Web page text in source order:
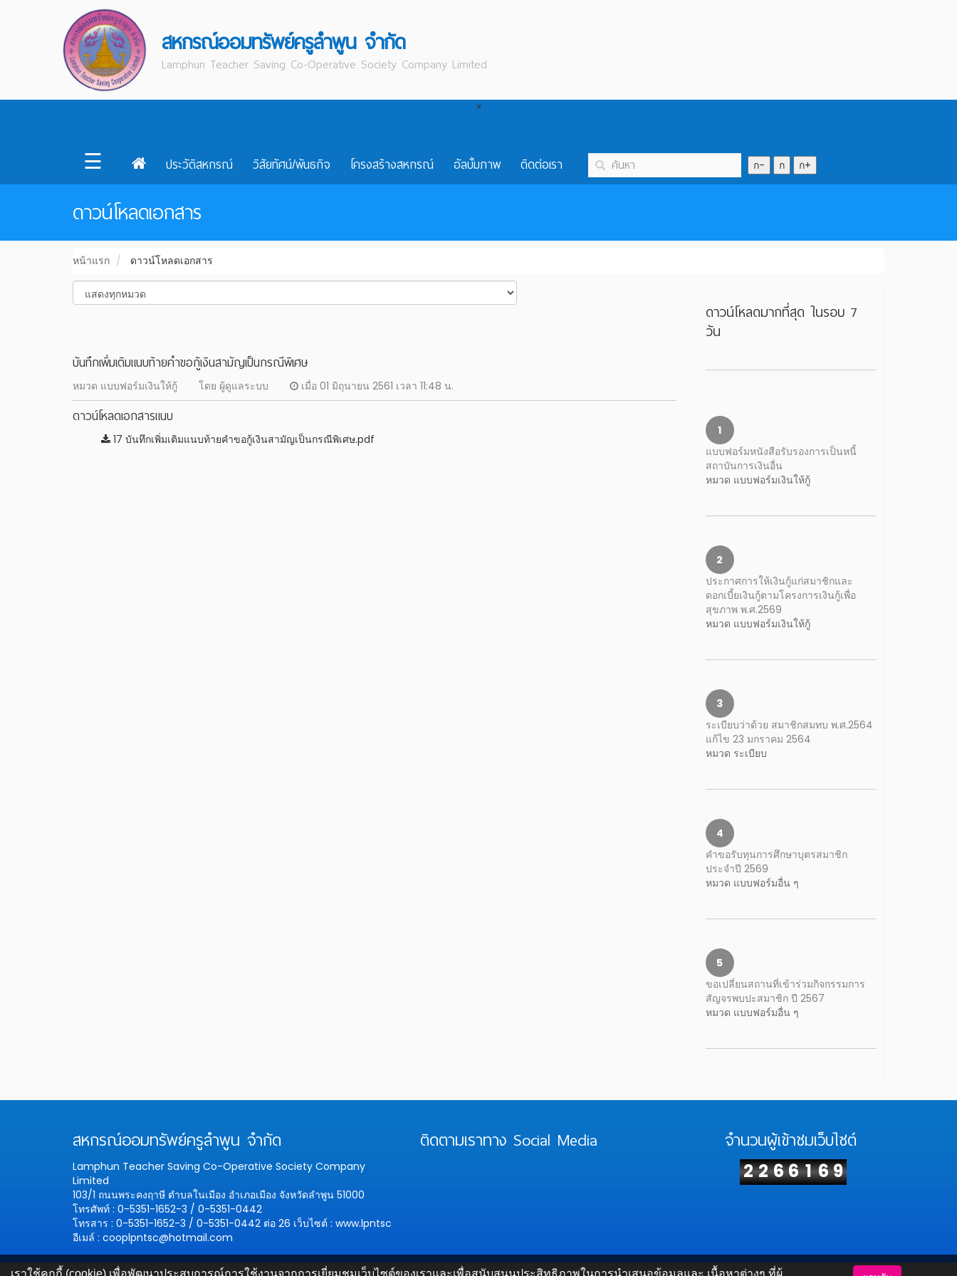
สหกรณ์ออมทรัพย์ครูลำพูน จำกัด
Lamphun Teacher Saving Co-Operative Society Company Limited
×
☰ ประวัติสหกรณ์ วิสัยทัศน์/พันธกิจ โครงสร้างสหกรณ์ อัลบั้มภาพ ติดต่อเรา ก- ก ก+
ดาวน์โหลดเอกสาร
หน้าแรก ดาวน์โหลดเอกสาร
บันทึกเพิ่มเติมแนบท้ายคำขอกู้เงินสามัญเป็นกรณีพิเศษ
หมวด แบบฟอร์มเงินให้กู้ โดย ผู้ดูแลระบบ เมื่อ 01 มิถุนายน 2561 เวลา 11:48 น.
ดาวน์โหลดเอกสารแนบ
17 บันทึกเพิ่มเติมแนบท้ายคำขอกู้เงินสามัญเป็นกรณีพิเศษ.pdf
ดาวน์โหลดมากที่สุด ในรอบ 7
วัน
1
แบบฟอร์มหนังสือรับรองการเป็นหนี้
สถาบันการเงินอื่น
หมวด แบบฟอร์มเงินให้กู้
2
ประกาศการให้เงินกู้แก่สมาชิกและ
ดอกเบี้ยเงินกู้ตามโครงการเงินกู้เพื่อ
สุขภาพ พ.ศ.2569
หมวด แบบฟอร์มเงินให้กู้
3
ระเบียบว่าด้วย สมาชิกสมทบ พ.ศ.2564
แก้ไข 23 มกราคม 2564
หมวด ระเบียบ
4
คำขอรับทุนการศึกษาบุตรสมาชิก
ประจำปี 2569
หมวด แบบฟอร์มอื่น ๆ
5
ขอเปลี่ยนสถานที่เข้าร่วมกิจกรรมการ
สัญจรพบปะสมาชิก ปี 2567
หมวด แบบฟอร์มอื่น ๆ
สหกรณ์ออมทรัพย์ครูลำพูน จำกัด
Lamphun Teacher Saving Co-Operative Society Company
Limited
103/1 ถนนพระคงฤาษี ตำบลในเมือง อำเภอเมือง จังหวัดลำพูน 51000
โทรศัพท์ : 0-5351-1652-3 / 0-5351-0442
โทรสาร : 0-5351-1652-3 / 0-5351-0442 ต่อ 26 เว็บไซต์ : www.lpntsc
อีเมล์ : cooplpntsc@hotmail.com
ติดตามเราทาง Social Media จำนวนผู้เข้าชมเว็บไซต์
2 266 1 69
เราใช้คุกกี้ (cookie) เพื่อพัฒนาประสบการณ์การใช้งานจากการเยี่ยมชมเว็บไซต์ของเราและเพื่อสนับสนุนประสิทธิภาพในการนำเสนอข้อมูลและ เนื้อหาต่างๆ ที่ผู้